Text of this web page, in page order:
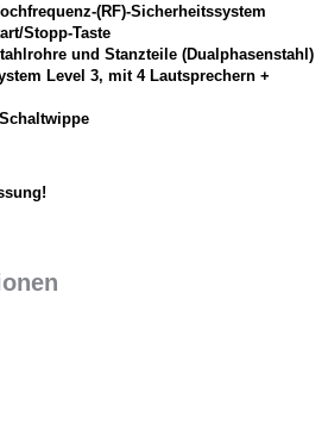
(RF)-Sicherheitssystem
Stopp-Taste
und Stanzteile (Dualphasenstahl)
Level 3, mit 4 Lautsprechern +